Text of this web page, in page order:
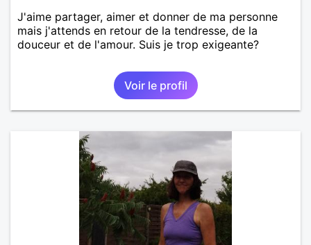
J'aime partager, aimer et donner de ma personne
mais j'attends en retour de la tendresse, de la
douceur et de l'amour. Suis je trop exigeante?
Voir le profil